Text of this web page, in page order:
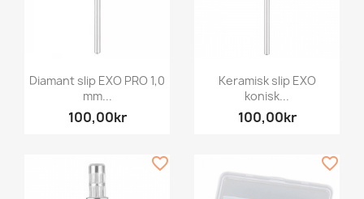
Diamant slip EXO PRO 1,0
mm...
100,00kr
Keramisk slip EXO
konisk...
100,00kr
favorite_border favorite_border